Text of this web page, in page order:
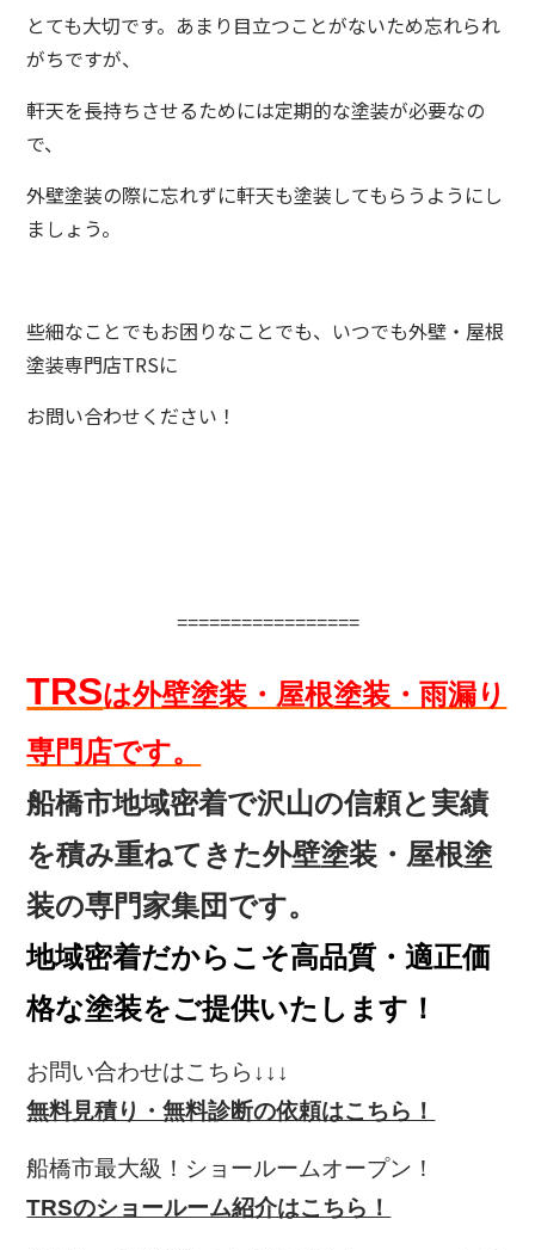
とても大切です。あまり目立つことがないため忘れられ
がちですが、
軒天を長持ちさせるためには定期的な塗装が必要なの
で、
外壁塗装の際に忘れずに軒天も塗装してもらうようにし
ましょう。
些細なことでもお困りなことでも、いつでも外壁・屋根
塗装専門店TRSに
お問い合わせください！
=================
TRSは外壁塗装・屋根塗装・雨漏り
専門店です。
船橋市地域密着で沢山の信頼と実績
を積み重ねてきた外壁塗装・屋根塗
装の専門家集団です。
地域密着だからこそ高品質・適正価
格な塗装をご提供いたします！
お問い合わせはこちら↓↓↓
無料見積り・無料診断の依頼はこちら！
船橋市最大級！ショールームオープン！
TRSのショールーム紹介はこちら！